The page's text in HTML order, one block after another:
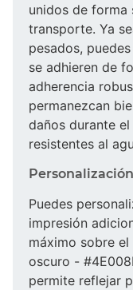
unidos de forma
transporte. Ya
pesados,
se adhieren de
adherencia
permanezcan
daños durante
resistentes al
Puedes
impresión
máximo sobre
oscuro -
permite reflejar